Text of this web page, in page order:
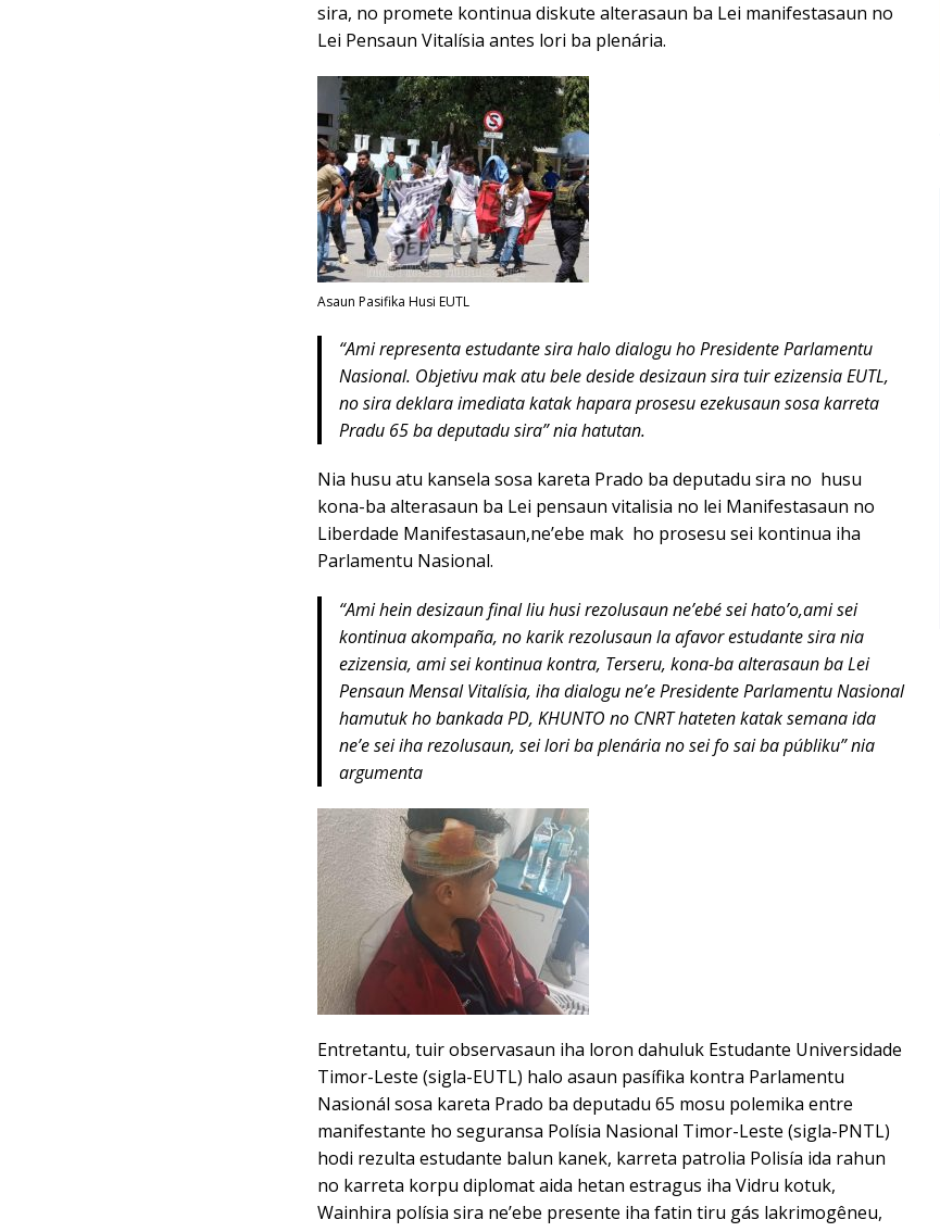
sira, no promete kontinua diskute alterasaun ba Lei manifestasaun no
Lei Pensaun Vitalísia antes lori ba plenária.
Asaun Pasifika Husi EUTL
“Ami representa estudante sira halo dialogu ho Presidente Parlamentu
Nasional. Objetivu mak atu bele deside desizaun sira tuir ezizensia EUTL,
no sira deklara imediata katak hapara prosesu ezekusaun sosa karreta
Pradu 65 ba deputadu sira”nia hatutan.
Nia husu atu kansela sosa kareta Prado ba deputadu sira no husu
kona-ba alterasaun ba Lei pensaun vitalisia no lei Manifestasaun no
Liberdade Manifestasaun,ne’ebe mak ho prosesu sei kontinua iha
Parlamentu Nasional.
“Ami hein desizaun final liu husi rezolusaun ne’ebé sei hato’o,ami sei
kontinua akompaña, no karik rezolusaun la afavor estudante sira nia
ezizensia, ami sei kontinua kontra, Terseru, kona-ba alterasaun ba Lei
Pensaun Mensal Vitalísia, iha dialogu ne’e Presidente Parlamentu Nasional
hamutuk ho bankada PD, KHUNTO no CNRT hateten katak semana ida
ne’e sei iha rezolusaun, sei lori ba plenária no sei fo sai ba públiku”nia
argumenta
Entretantu, tuir observasaun iha loron dahuluk Estudante Universidade
Timor-Leste (sigla-EUTL) halo asaun pasífika kontra Parlamentu
Nasionál sosa kareta Prado ba deputadu 65 mosu polemika entre
manifestante ho seguransa Polísia Nasional Timor-Leste (sigla-PNTL)
hodi rezulta estudante balun kanek, karreta patrolia Polisía ida rahun
no karreta korpu diplomat aida hetan estragus iha Vidru kotuk,
Wainhira polísia sira ne’ebe presente iha fatin tiru gás lakrimogêneu,